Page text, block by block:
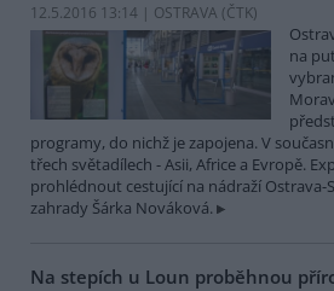
12.5.2016 13:14 | OSTRAVA (ČTK)
na
programy, do nichž je zapojena. V
třech světadílech - Asii, Africe a Evropě.
prohlédnout cestující na nádraží Ostrava-
zahrady Šárka Nováková.
Na stepích u Loun proběhnou